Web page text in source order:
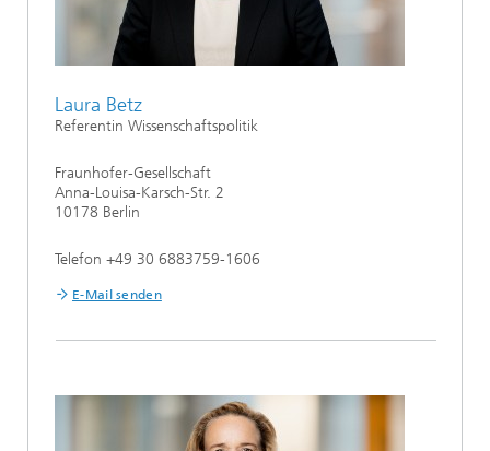
Laura Betz
Referentin Wissenschaftspolitik
Fraunhofer-Gesellschaft
Anna-Louisa-Karsch-Str. 2
10178 Berlin
Telefon +49 30 6883759-1606
E-Mail senden